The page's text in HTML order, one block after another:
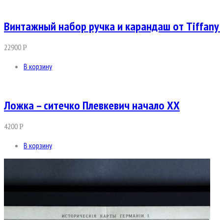
Винтажный набор ручка и карандаш от
22900Р
В корзину
Ложка – ситечко Плевкевич начало ХХ
4200Р
В корзину